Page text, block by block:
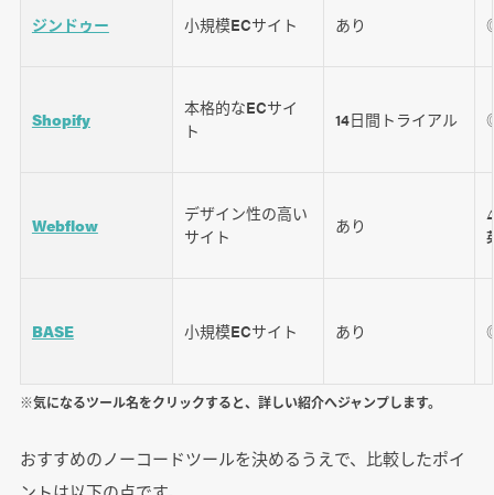
ジンドゥー 小規模ECサイト あり
Shopify
本格的なECサイ
ト
14日間トライアル
Webflow
デザイン性の高い
サイト
あり
BASE 小規模ECサイト あり
※気になるツール名をクリックすると、詳しい紹介へジャンプします。
おすすめのノーコードツールを決めるうえで、比較したポイ